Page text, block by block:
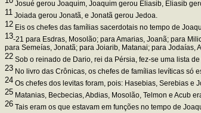
Josué gerou Joaquim, Joaquim gerou Eliasib, Eliasib
11 Joiada gerou Jonatã, e Jonatã gerou Jedoa.
12 Eis os chefes das famílias sacerdotais no tempo de
13-21 para Esdras, Mosolão; para Amarias, Joanã; para
para Semeías, Jonatã; para Joiarib, Matanai; para Jodaías,
22 Sob o reinado de Dario, rei da Pérsia, fez-se uma lista
23 No livro das Crônicas, os chefes de famílias levíticas só
24 Os chefes dos levitas foram, pois: Hasebias, Serebias e
25 Matanias, Becbecias, Abdias, Mosolão, Telmon e Acub
26 Tais eram os que estavam em funções no tempo de